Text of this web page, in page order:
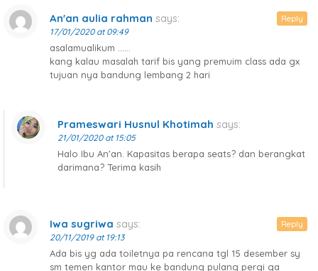
An'an aulia rahman says:
17/01/2020 at 09:49
asalamualikum ……
kang kalau masalah tarif bis yang premuim class ada gx
tujuan nya bandung lembang 2 hari
Reply
Prameswari Husnul Khotimah says:
21/01/2020 at 15:05
Halo Ibu An’an. Kapasitas berapa seats? dan berangkat
darimana? Terima kasih
Iwa sugriwa says:
20/11/2019 at 19:13
Ada bis yg ada toiletnya pa rencana tgl 15 desember sy
sm temen kantor mau ke bandung pulang pergi ga
Reply